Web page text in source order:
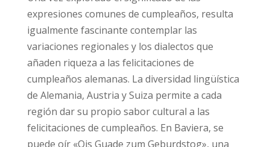
expresiones comunes de cumpleaños, resulta
igualmente fascinante contemplar las
variaciones regionales y los dialectos que
añaden riqueza a las felicitaciones de
cumpleaños alemanas. La diversidad lingüística
de Alemania, Austria y Suiza permite a cada
región dar su propio sabor cultural a las
felicitaciones de cumpleaños. En Baviera, se
puede oír «Ois Guade zum Geburdstog», una